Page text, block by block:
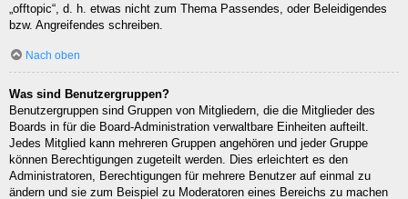
„offtopic“, d. h. etwas nicht zum Thema Passendes, oder Beleidigendes
bzw. Angreifendes schreiben.
Nach oben
Was sind Benutzergruppen?
Benutzergruppen sind Gruppen von Mitgliedern, die die Mitglieder des
Boards in für die Board-Administration verwaltbare Einheiten aufteilt.
Jedes Mitglied kann mehreren Gruppen angehören und jeder Gruppe
können Berechtigungen zugeteilt werden. Dies erleichtert es den
Administratoren, Berechtigungen für mehrere Benutzer auf einmal zu
ändern und sie zum Beispiel zu Moderatoren eines Bereichs zu machen